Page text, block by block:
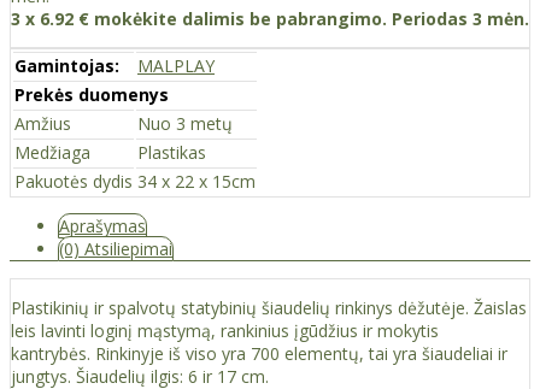
3 x 6.92 € mokėkite dalimis be pabrangimo. Periodas 3 mėn.
Gamintojas:
MALPLAY
Prekės duomenys
Amžius
Nuo 3 metų
Medžiaga
Plastikas
Pakuotės dydis 34 x 22 x 15cm
Aprašymas
(0) Atsiliepimai
Plastikinių ir spalvotų statybinių šiaudelių rinkinys dėžutėje. Žaislas
leis lavinti loginį mąstymą, rankinius įgūdžius ir mokytis
kantrybės. Rinkinyje iš viso yra 700 elementų, tai yra šiaudeliai ir
jungtys. Šiaudelių ilgis: 6 ir 17 cm.